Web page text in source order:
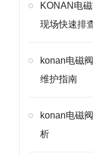
KONAN电
现场快速排
konan电磁
维护指南
konan电磁
析